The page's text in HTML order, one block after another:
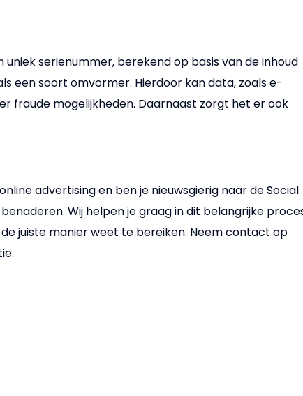
serienummer, berekend op basis van de inhoud
een soort omvormer. Hierdoor kan data, zoals e-
fraude mogelijkheden. Daarnaast zorgt het er ook
advertising en ben je nieuwsgierig naar de Social
Wij helpen je graag in dit belangrijke
juiste manier weet te bereiken. Neem contact op